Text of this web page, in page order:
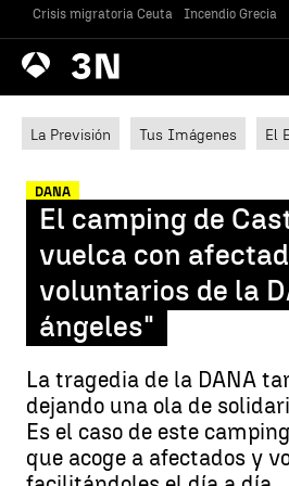
Crisis migratoria Ceuta Incendio Grecia
Antena
3 Noticias
La Previsión Tus Imágenes El
DANA
El camping de
vuelca con
voluntarios de la
ángeles"
La tragedia de la DANA
dejando una ola de
Es el caso de este
que acoge a afectados y